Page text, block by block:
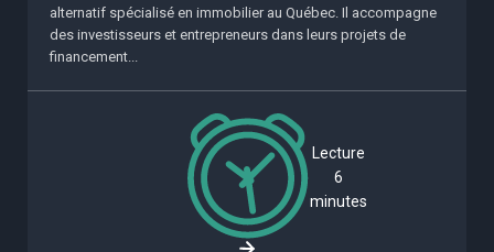
alternatif spécialisé en immobilier au Québec. Il accompagne
des investisseurs et entrepreneurs dans leurs projets de
financement...
Lecture
6
minutes